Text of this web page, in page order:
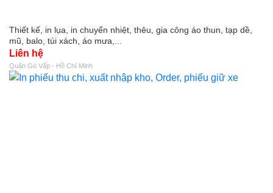
Thiết kế, in lụa, in chuyển nhiệt, thêu, gia công áo thun, tạp dề,
mũ, balo, túi xách, áo mưa,...
Liên hệ
Quận Gò Vấp - Hồ Chí Minh